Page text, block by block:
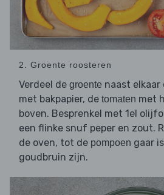
2. Groente roosteren
Verdeel de groente naast elkaar
met bakpapier, de tomaten met
boven. Besprenkel met 1el
een flinke snuf peper en zout.
de oven, tot de pompoen gaar
goudbruin zijn.